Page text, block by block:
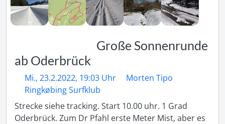
Große Sonnenrunde
ab Oderbrück
Mi., 23.2.2022, 19:03 Uhr
Morten Tipo
Ringkøbing Surfklub
Strecke siehe tracking. Start 10.00 uhr. 1 Grad
Oderbrück. Zum Dr Pfahl erste Meter Mist, aber es